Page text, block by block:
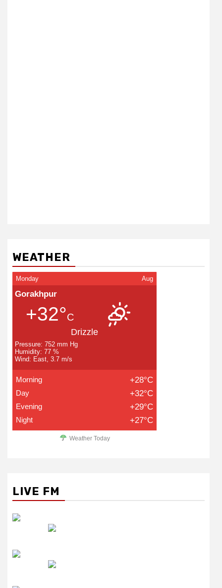
WEATHER
Monday Aug
Gorakhpur
+32°C
Drizzle
Pressure: 752 mm Hg
Humidity: 77 %
Wind: East, 3.7 m/s
Morning +28°C
Day +32°C
Evening +29°C
Night +27°C
Weather Today
LIVE FM